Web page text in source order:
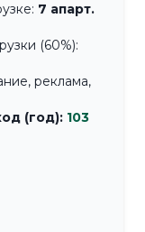
7 апарт.
(60%):
реклама,
(год): 103